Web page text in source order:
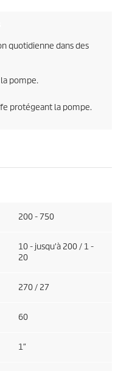
quotidienne dans des
pompe.
protégeant la pompe.
200 - 750
10 - jusqu'à 200 / 1 -
20
270 / 27
60
1″